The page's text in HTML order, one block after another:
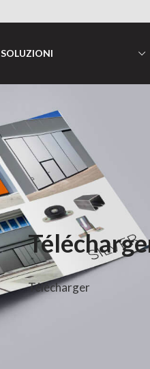
SOLUZIONI
Télécharger